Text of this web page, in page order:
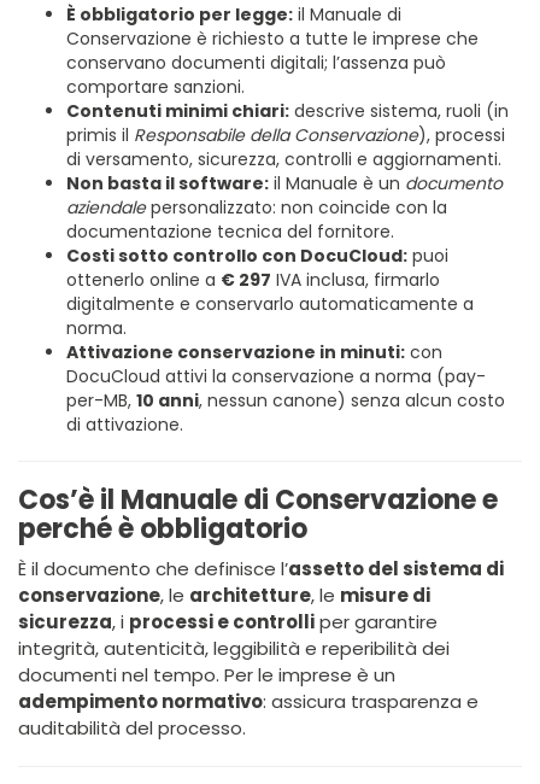
È obbligatorio per legge: il Manuale di
Conservazione è richiesto a tutte le imprese che
conservano documenti digitali; l’assenza può
comportare sanzioni.
Contenuti minimi chiari: descrive sistema, ruoli (in
primis il Responsabile della Conservazione), processi
di versamento, sicurezza, controlli e aggiornamenti.
Non basta il software: il Manuale è un documento
aziendalepersonalizzato: non coincide con la
documentazione tecnica del fornitore.
Costi sotto controllo con DocuCloud: puoi
ottenerlo online a € 297 IVA inclusa, firmarlo
digitalmente e conservarlo automaticamente a
norma.
Attivazione conservazione in minuti: con
DocuCloud attivi la conservazione a norma (pay-
per-MB, 10 anni, nessun canone) senza alcun costo
di attivazione.
Cos’è il Manuale di Conservazione e
perché è obbligatorio
È il documento che definisce l’assetto del sistema di
conservazione, le architetture, le misure di
sicurezza, i processi e controlliper garantire
integrità, autenticità, leggibilità e reperibilità dei
documenti nel tempo. Per le imprese è un
adempimento normativo: assicura trasparenza e
auditabilità del processo.